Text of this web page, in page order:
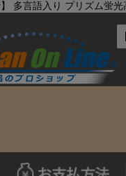
多言語入り プリズム蛍